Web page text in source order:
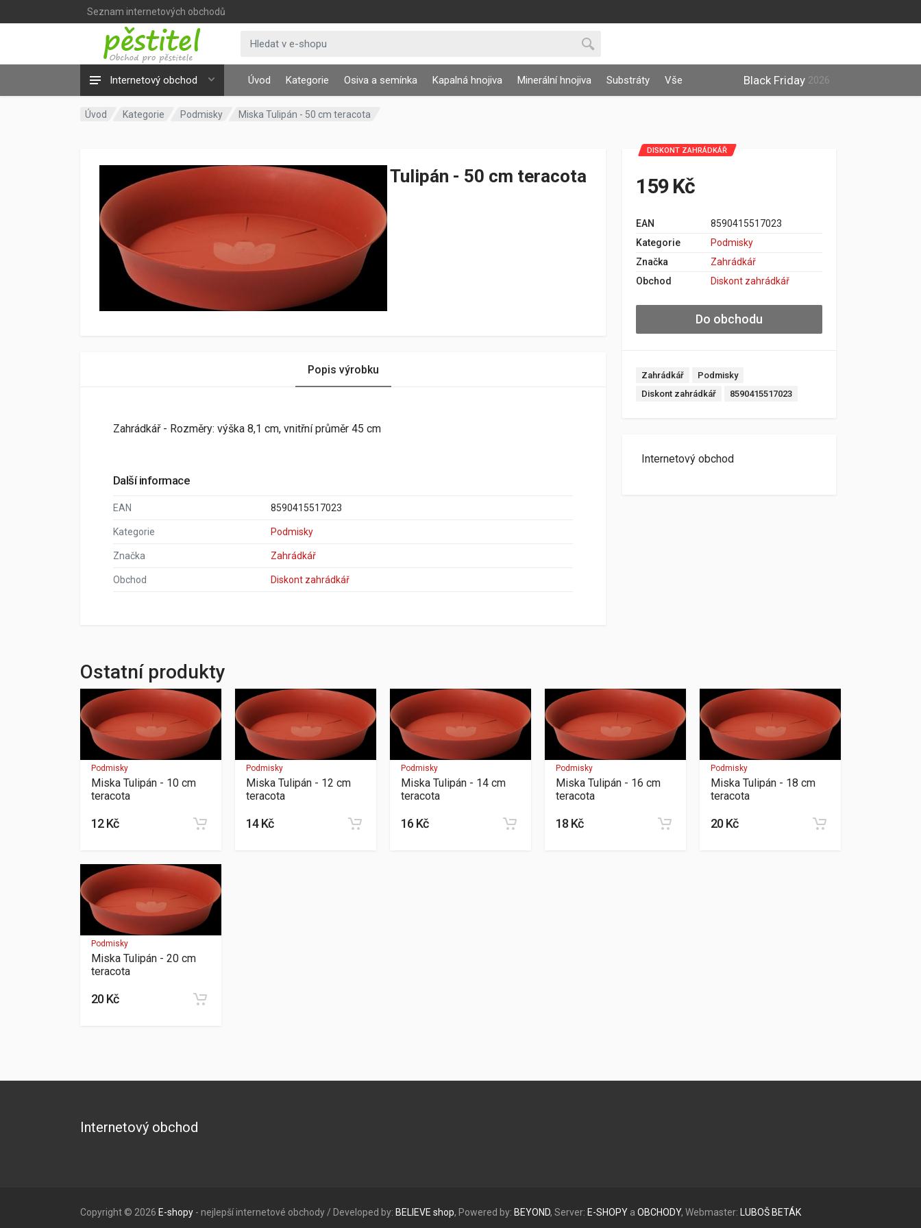
Seznam internetových obchodů
Internetový obchod Úvod Kategorie Osiva a semínka Kapalná hnojiva Minerální hnojiva Substráty Vše Black Friday 2026
Úvod Kategorie Podmisky Miska Tulipán - 50 cm teracota
Miska Tulipán - 50 cm teracota
DISKONT ZAHRÁDKÁŘ
159 Kč
EAN
8590415517023
Kategorie
Podmisky
Značka
Zahrádkář
Obchod
Diskont zahrádkář
Do obchodu
Zahrádkář
Podmisky
Diskont zahrádkář
8590415517023
Internetový obchod
Popis výrobku
Zahrádkář - Rozměry: výška 8,1 cm, vnitřní průměr 45 cm
Další informace
EAN 8590415517023
Kategorie Podmisky
Značka Zahrádkář
Obchod Diskont zahrádkář
Ostatní produkty
Podmisky
Miska Tulipán - 10 cm
teracota
12 Kč
Podmisky
Miska Tulipán - 12 cm
teracota
14 Kč
Podmisky
Miska Tulipán - 14 cm
teracota
16 Kč
Podmisky
Miska Tulipán - 16 cm
teracota
18 Kč
Podmisky
Miska Tulipán - 18 cm
teracota
20 Kč
Podmisky
Miska Tulipán - 20 cm
teracota
20 Kč
Internetový obchod
Copyright © 2026 E-shopy - nejlepší internetové obchody / Developed by: BELIEVE shop, Powered by: BEYOND, Server: E-SHOPY a OBCHODY, Webmaster: LUBOŠ BETÁK